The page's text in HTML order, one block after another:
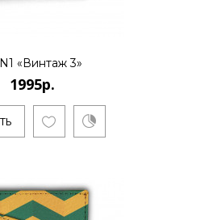
«Винтаж 3»
1995р.